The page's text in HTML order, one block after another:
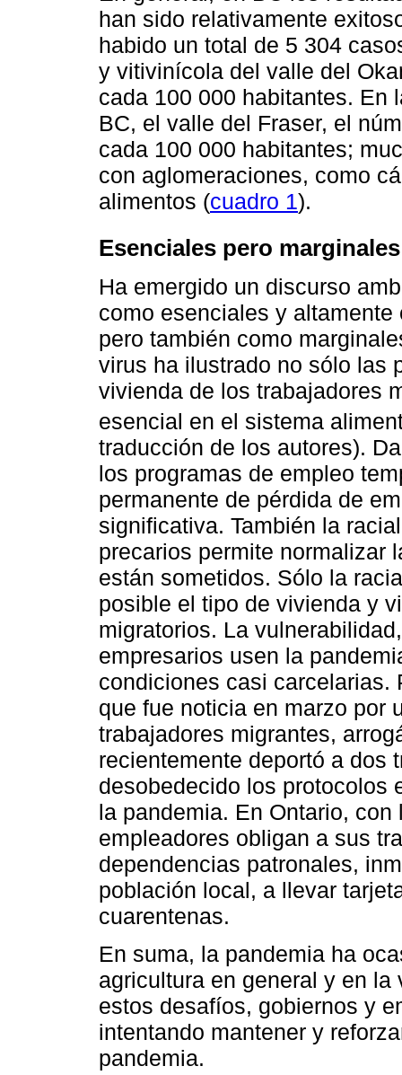
han sido relativamente
habido un total de 5 304
y vitivinícola del valle del
cada 100 000 habitantes. En
BC, el valle del Fraser, el
cada 100 000 habitantes;
con aglomeraciones, como
alimentos (cuadro 1).
Esenciales pero
Ha emergido un discurso
como esenciales y
pero también como
virus ha ilustrado no sólo las
vivienda de los trabajadores
esencial en el sistema
traducción de los autores).
los programas de empleo
permanente de pérdida de
significativa. También la
precarios permite normalizar
están sometidos. Sólo la
posible el tipo de vivienda y
migratorios. La
empresarios usen la
condiciones casi carcelarias.
que fue noticia en marzo por
trabajadores migrantes,
recientemente deportó a dos
desobedecido los protocolos
la pandemia. En Ontario,
empleadores obligan a sus
dependencias patronales,
población local, a llevar
cuarentenas.
En suma, la pandemia ha
agricultura en general y en
estos desafíos, gobiernos y
intentando mantener y
pandemia.